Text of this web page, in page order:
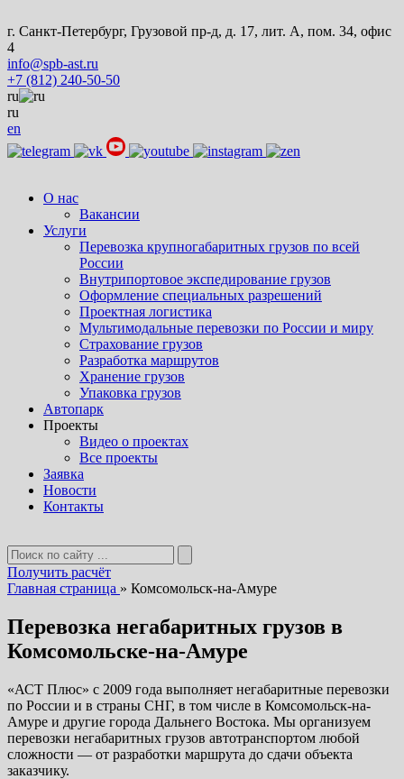
г. Санкт-Петербург, Грузовой пр-д, д. 17, лит. А, пом. 34, офис
4
info@spb-ast.ru
+7 (812) 240-50-50
ru
ru
en
О нас
Вакансии
Услуги
Перевозка крупногабаритных грузов по всей
России
Внутрипортовое экспедирование грузов
Оформление специальных разрешений
Проектная логистика
Мультимодальные перевозки по России и миру
Страхование грузов
Разработка маршрутов
Хранение грузов
Упаковка грузов
Автопарк
Проекты
Видео о проектах
Все проекты
Заявка
Новости
Контакты
Получить расчёт
Главная страница » Комсомольск-на-Амуре
Перевозка негабаритных грузов в
Комсомольске-на-Амуре
«АСТ Плюс» с 2009 года выполняет негабаритные перевозки
по России и в страны СНГ, в том числе в Комсомольск-на-
Амуре и другие города Дальнего Востока. Мы организуем
перевозки негабаритных грузов автотранспортом любой
сложности — от разработки маршрута до сдачи объекта
заказчику.